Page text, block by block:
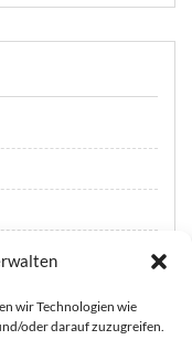
wir Technologien wie
oder darauf zuzugreifen.